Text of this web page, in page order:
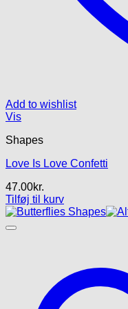
Add to wishlist
Vis
Shapes
Love Is Love Confetti
47.00kr.
Tilføj til kurv